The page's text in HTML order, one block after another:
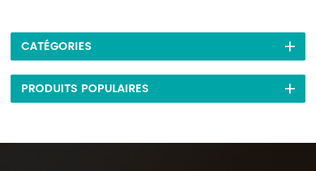
CATÉGORIES
PRODUITS POPULAIRES